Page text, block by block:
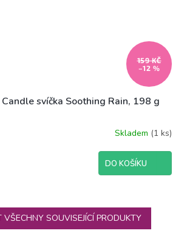
159 KČ
–12 %
svíčka Soothing Rain, 198 g
Skladem (1 ks)
DO KOŠÍKU
VŠECHNY SOUVISEJÍCÍ PRODUKTY